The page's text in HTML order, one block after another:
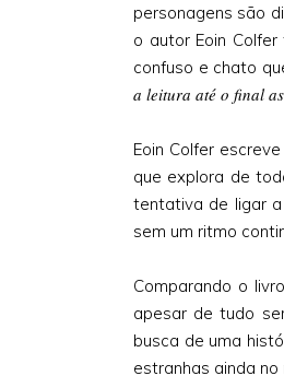
personagens são
o autor Eoin
confuso e chato
a leitura até o final
Eoin Colfer
que explora de
tentativa de ligar
sem um ritmo
Comparando o
apesar de tudo
busca de uma
estranhas ainda